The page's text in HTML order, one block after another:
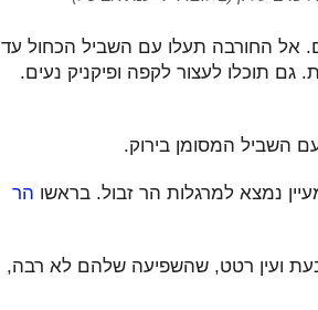
אל החורבה תעלו עם השביל הכחול עד
תוכלו לעצור לקפה ופיקניק נעים.
השביל המסומן בירוק.
נמצא למרגלות הר זבול. בראשו הר
טבעת ועין רטט, שהשפיעה שלהם לא רבה,